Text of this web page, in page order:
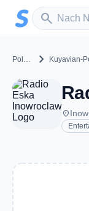
Zum Hauptinhalt
search
Sender
Poland chevron_right
place